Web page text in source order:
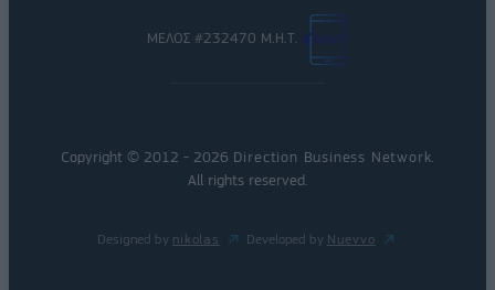
ΜΕΛΟΣ #232470 Μ.Η.Τ.
Copyright © 2012 - 2026 Direction Business Network.
All rights reserved.
Designed by nikolas Developed by Nuevvo